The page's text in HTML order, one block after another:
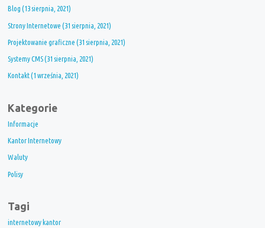
Blog (13 sierpnia, 2021)
Strony Internetowe (31 sierpnia, 2021)
Projektowanie graficzne (31 sierpnia, 2021)
Systemy CMS (31 sierpnia, 2021)
Kontakt (1 września, 2021)
Kategorie
Informacje
Kantor Internetowy
Waluty
Polisy
Tagi
internetowy kantor